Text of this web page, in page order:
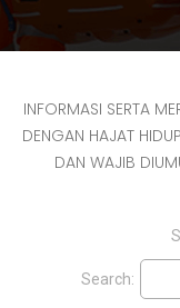
INFORMASI SERTA
DENGAN HAJAT
DAN WAJIB
Search: